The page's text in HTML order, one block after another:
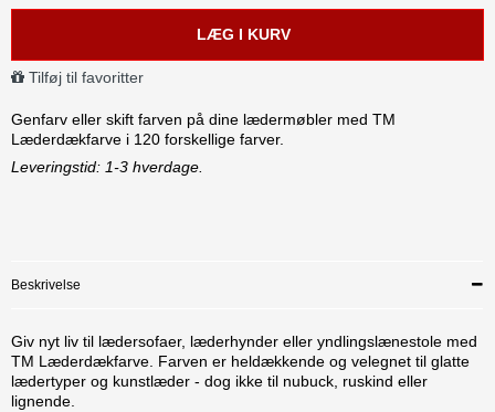
LÆG I KURV
Tilføj til favoritter
Genfarv eller skift farven på dine lædermøbler med TM
Læderdækfarve i 120 forskellige farver.
Leveringstid: 1-3 hverdage.
Beskrivelse
Giv nyt liv til lædersofaer, læderhynder eller yndlingslænestole med
TM Læderdækfarve. Farven er heldækkende og velegnet til glatte
lædertyper og kunstlæder - dog ikke til nubuck, ruskind eller
lignende.